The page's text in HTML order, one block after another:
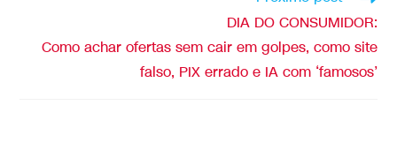
DIA DO CONSUMIDOR:
Como achar ofertas sem cair em golpes, como site
falso, PIX errado e IA com ‘famosos’